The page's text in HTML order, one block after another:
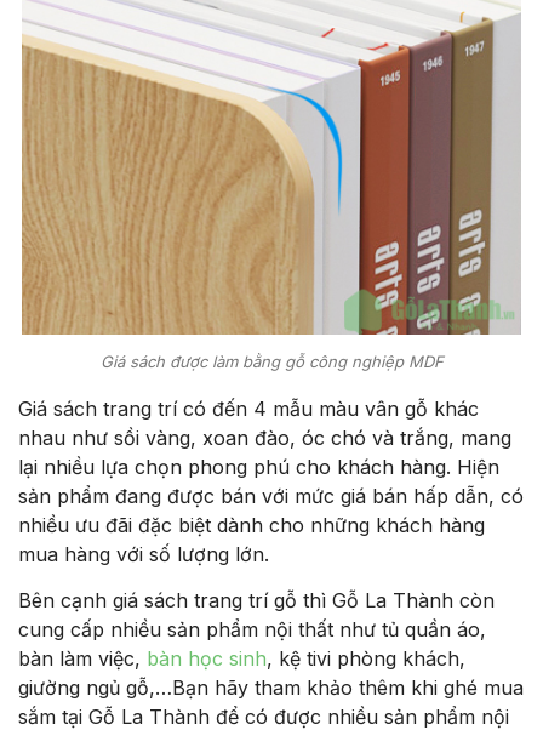
Giá sách được làm bằng gỗ công nghiệp MDF
Giá sách trang trí có đến 4 mẫu màu vân gỗ khác
nhau như sồi vàng, xoan đào, óc chó và trắng, mang
lại nhiều lựa chọn phong phú cho khách hàng. Hiện
sản phẩm đang được bán với mức giá bán hấp dẫn, có
nhiều ưu đãi đặc biệt dành cho những khách hàng
mua hàng với số lượng lớn.
Bên cạnh giá sách trang trí gỗ thì Gỗ La Thành còn
cung cấp nhiều sản phẩm nội thất như tủ quần áo,
bàn làm việc, bàn học sinh, kệ tivi phòng khách,
giường ngủ gỗ,…Bạn hãy tham khảo thêm khi ghé mua
sắm tại Gỗ La Thành để có được nhiều sản phẩm nội